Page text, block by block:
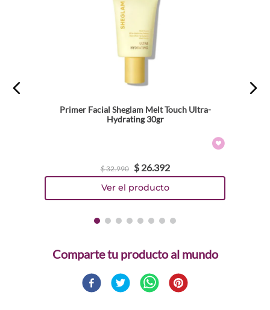
Primer Facial Sheglam Melt Touch Ultra-
Hydrating 30gr
$32.990 $ 26.392
Comparte